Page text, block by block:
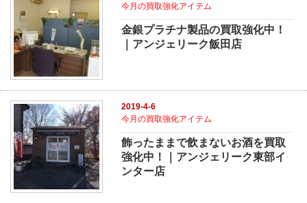
今月の買取強化アイテム
金銀プラチナ製品の買取強化中！
｜アンジェリーク飯田店
2019-4-6
今月の買取強化アイテム
飾ったままで飲まないお酒を買取
強化中！｜アンジェリーク東部イ
ンター店